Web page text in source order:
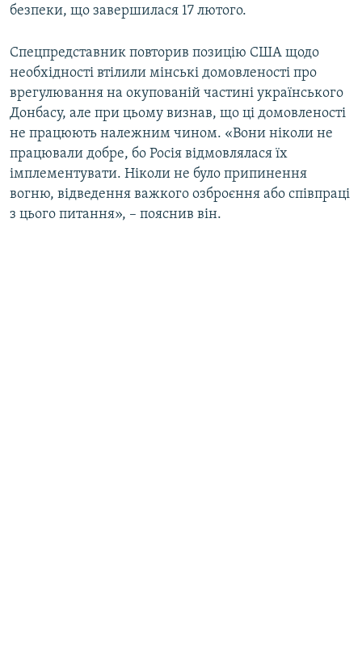
безпеки, що завершилася 17 лютого.
Спецпредставник повторив позицію США щодо
необхідності втілили мінські домовленості про
врегулювання на окупованій частині українського
Донбасу, але при цьому визнав, що ці домовленості
не працюють належним чином. «Вони ніколи не
працювали добре, бо Росія відмовлялася їх
імплементувати. Ніколи не було припинення
вогню, відведення важкого озброєння або співпраці
з цього питання», – пояснив він.